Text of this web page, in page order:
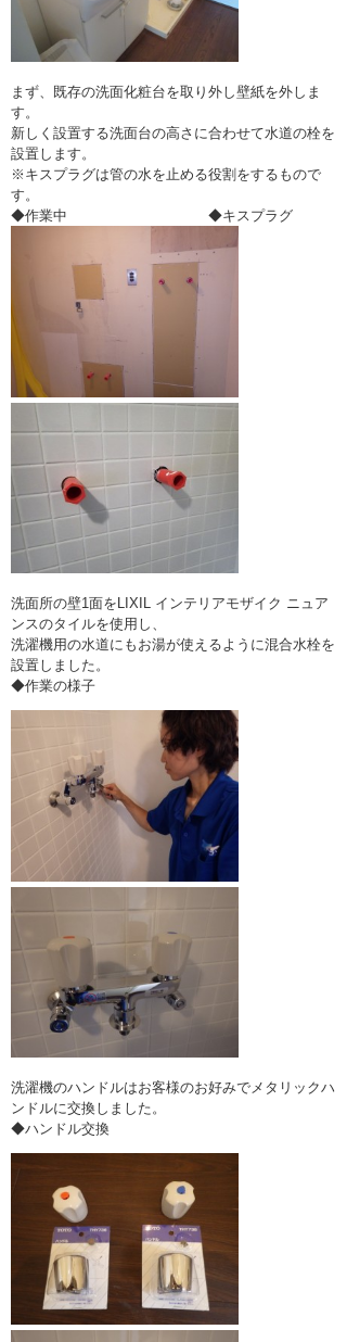
まず、既存の洗面化粧台を取り外し壁紙を外しま
す。
新しく設置する洗面台の高さに合わせて水道の栓を
設置します。
※キスプラグは管の水を止める役割をするもので
す。
◆作業中 ◆キスプラグ
洗面所の壁1面をLIXIL インテリアモザイク ニュア
ンスのタイルを使用し、
洗濯機用の水道にもお湯が使えるように混合水栓を
設置しました。
◆作業の様子
洗濯機のハンドルはお客様のお好みでメタリックハ
ンドルに交換しました。
◆ハンドル交換